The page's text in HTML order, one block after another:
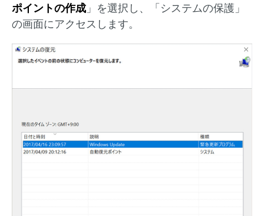
ポイントの作成 」を選択し、「システムの保護」
の画面にアクセスします。